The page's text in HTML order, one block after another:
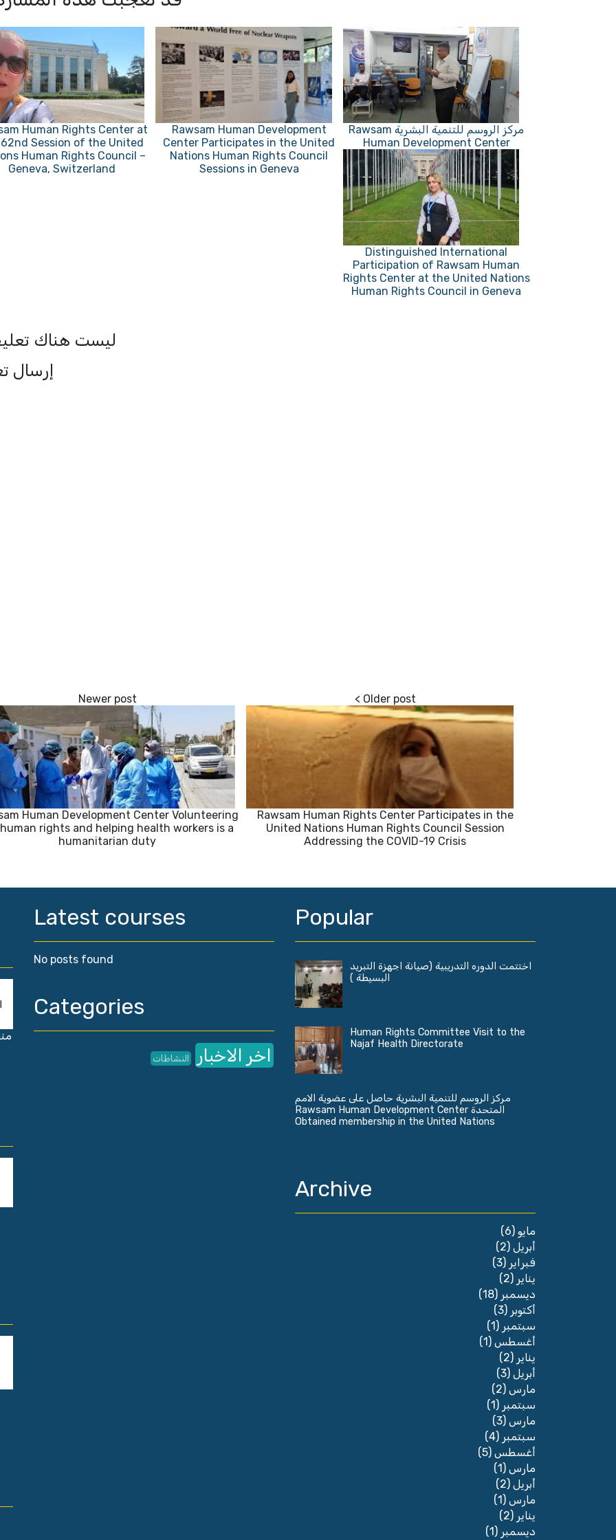
Human Rights Center at
Session of the United
Human Rights Council –
Geneva, Switzerland
Rawsam Human Development
Center Participates in the United
Nations Human Rights Council
Sessions in Geneva
مركز الروسم للتنمية البشرية Rawsam
Human Development Center
Distinguished International
Participation of Rawsam Human
Rights Center at the United Nations
Human Rights Council in Geneva
ليست هناك
إرسال
Human Development Center Volunteering
rights and helping health workers is a
humanitarian duty
Rawsam Human Rights Center Participates in the
United Nations Human Rights Council Session
Addressing the COVID-19 Crisis
Popular
اختتمت الدوره التدريبية (صيانة اجهزة التبريد
البسيطة )
Human Rights Committee Visit to the
Najaf Health Directorate
مركز الروسم للتنمية البشرية حاصل على عضوية الامم
المتحدة Rawsam Human Development Center
Obtained membership in the United Nations
Archive
مايو (6)
أبريل (2)
فبراير (3)
يناير (2)
ديسمبر (18)
أكتوبر (3)
سبتمبر (1)
أغسطس (1)
يناير (2)
أبريل (3)
مارس (2)
سبتمبر (1)
مارس (3)
سبتمبر (4)
أغسطس (5)
مارس (1)
أبريل (2)
مارس (1)
يناير (2)
ديسمبر (1)
Latest courses
No posts found
Categories
اخر الاخبار النشاطات